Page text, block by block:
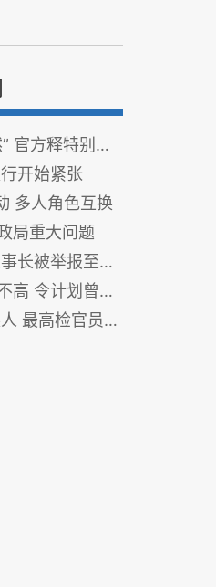
方释特别信号
开始紧张
多人角色互换
局重大问题
举报至中纪委
曾在落马前发文
高检官员空降